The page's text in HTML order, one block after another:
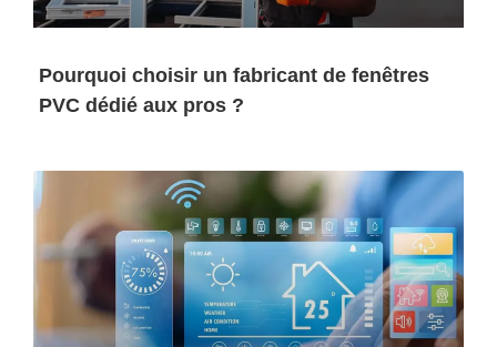
Pourquoi choisir un fabricant de fenêtres
PVC dédié aux pros ?